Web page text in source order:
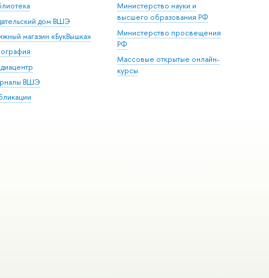
дом ВШЭ
магазин «БукВышка»
ВШЭ
Министерство науки и
высшего образования РФ
Министерство просвещения
РФ
Массовые открытые онлайн-
курсы